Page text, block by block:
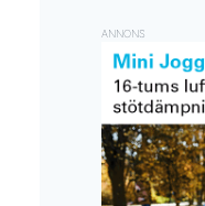
ANNONS